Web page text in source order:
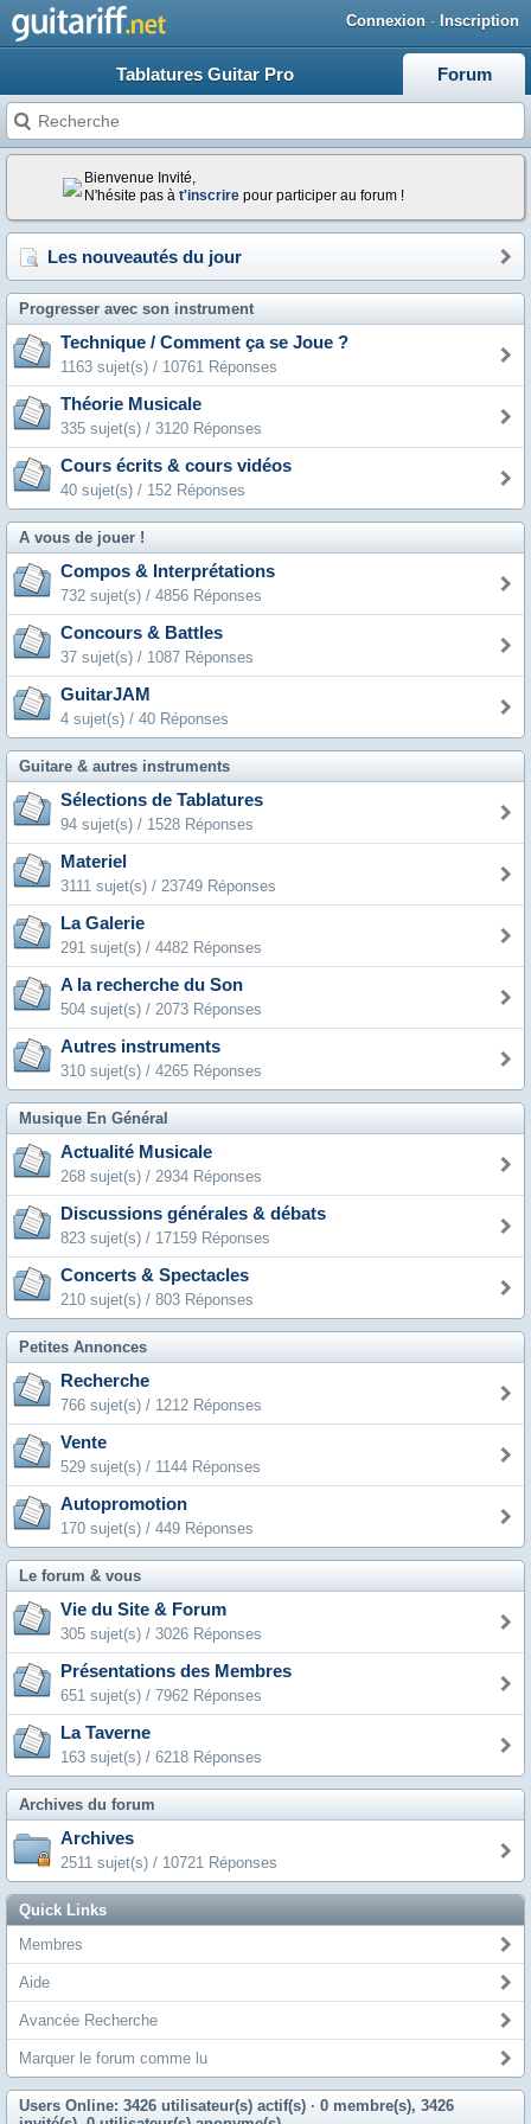
Connexion · Inscription
Tablatures Guitar Pro Forum
Bienvenue Invité,
N'hésite pas à t'inscrire pour participer au forum !
Les nouveautés du jour
Progresser avec son instrument
Technique / Comment ça se Joue ?
1163 sujet(s) / 10761 Réponses
Théorie Musicale
335 sujet(s) / 3120 Réponses
Cours écrits & cours vidéos
40 sujet(s) / 152 Réponses
A vous de jouer !
Compos & Interprétations
732 sujet(s) / 4856 Réponses
Concours & Battles
37 sujet(s) / 1087 Réponses
GuitarJAM
4 sujet(s) / 40 Réponses
Guitare & autres instruments
Sélections de Tablatures
94 sujet(s) / 1528 Réponses
Materiel
3111 sujet(s) / 23749 Réponses
La Galerie
291 sujet(s) / 4482 Réponses
A la recherche du Son
504 sujet(s) / 2073 Réponses
Autres instruments
310 sujet(s) / 4265 Réponses
Musique En Général
Actualité Musicale
268 sujet(s) / 2934 Réponses
Discussions générales & débats
823 sujet(s) / 17159 Réponses
Concerts & Spectacles
210 sujet(s) / 803 Réponses
Petites Annonces
Recherche
766 sujet(s) / 1212 Réponses
Vente
529 sujet(s) / 1144 Réponses
Autopromotion
170 sujet(s) / 449 Réponses
Le forum & vous
Vie du Site & Forum
305 sujet(s) / 3026 Réponses
Présentations des Membres
651 sujet(s) / 7962 Réponses
La Taverne
163 sujet(s) / 6218 Réponses
Archives du forum
Archives
2511 sujet(s) / 10721 Réponses
Quick Links
Membres
Aide
Avancée Recherche
Marquer le forum comme lu
Users Online: 3426 utilisateur(s) actif(s) · 0 membre(s), 3426